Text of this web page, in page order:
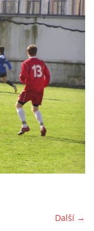
Další →